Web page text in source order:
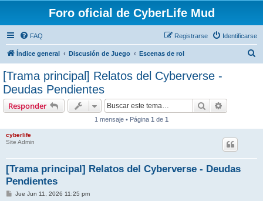
Foro oficial de CyberLife Mud
FAQ Identificarse
Registrarse
Índice general Discusión de Juego Escenas de rol
[Trama principal] Relatos del Cyberverse -
Deudas Pendientes
Responder Buscar
1 mensaje • Página 1 de 1
cyberlife
Site Admin
[Trama principal] Relatos del Cyberverse - Deudas
Pendientes
M
Jue Jun 11, 2026 11:25 pm